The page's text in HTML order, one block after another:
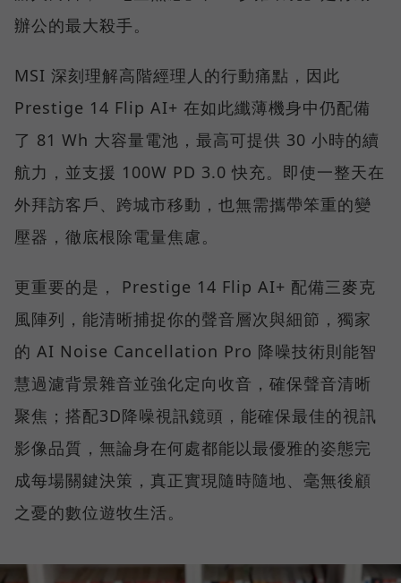
辦公的最大殺手。
MSI 深刻理解高階經理人的行動痛點，因此
Prestige 14 Flip AI+ 在如此纖薄機身中仍配備
了 81 Wh 大容量電池，最高可提供 30 小時的續
航力，並支援 100W PD 3.0 快充。即使一整天在
外拜訪客戶、跨城市移動，也無需攜帶笨重的變
壓器，徹底根除電量焦慮。
更重要的是， Prestige 14 Flip AI+ 配備三麥克
風陣列，能清晰捕捉你的聲音層次與細節，獨家
的 AI Noise Cancellation Pro 降噪技術則能智
慧過濾背景雜音並強化定向收音，確保聲音清晰
聚焦；搭配3D降噪視訊鏡頭，能確保最佳的視訊
影像品質，無論身在何處都能以最優雅的姿態完
成每場關鍵決策，真正實現隨時隨地、毫無後顧
之憂的數位遊牧生活。